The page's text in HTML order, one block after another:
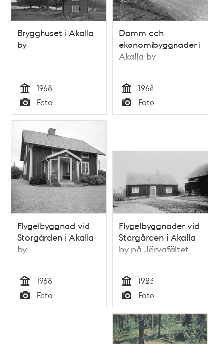
Brygghuset i Akalla
by
Tid
1968
Typ
Foto
Damm och
ekonomibyggnader i
Akalla by
Tid
1968
Typ
Foto
Flygelbyggnad vid
Storgården i Akalla
by
Tid
1968
Typ
Foto
Flygelbyggnader vid
Storgården i Akalla
by på Järvafältet
Tid
1923
Typ
Foto